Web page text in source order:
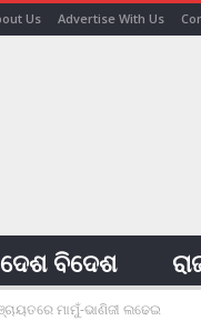
Us Advertise With Us
ଦେଶ ବିଦେଶ
ମାମୁଁ-ଭାଣିଜୀ ଲଢେଇ